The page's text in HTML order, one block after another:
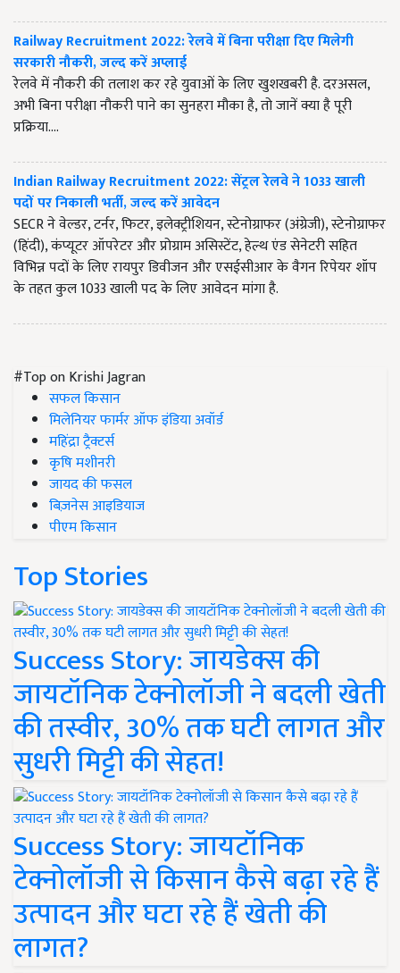
Railway Recruitment 2022: रेलवे में बिना परीक्षा दिए मिलेगी
सरकारी नौकरी, जल्द करें अप्लाई
रेलवे में नौकरी की तलाश कर रहे युवाओं के लिए खुशखबरी है. दरअसल,
अभी बिना परीक्षा नौकरी पाने का सुनहरा मौका है, तो जानें क्या है पूरी
प्रक्रिया....
Indian Railway Recruitment 2022: सेंट्रल रेलवे ने 1033 खाली
पदों पर निकाली भर्ती, जल्द करें आवेदन
SECR ने वेल्डर, टर्नर, फिटर, इलेक्ट्रीशियन, स्टेनोग्राफर (अंग्रेजी), स्टेनोग्राफर
(हिंदी), कंप्यूटर ऑपरेटर और प्रोग्राम असिस्टेंट, हेल्थ एंड सेनेटरी सहित
विभिन्न पदों के लिए रायपुर डिवीजन और एसईसीआर के वैगन रिपेयर शॉप
के तहत कुल 1033 खाली पद के लिए आवेदन मांगा है.
#Top on Krishi Jagran
सफल किसान
मिलेनियर फार्मर ऑफ इंडिया अवॉर्ड
महिंद्रा ट्रैक्टर्स
कृषि मशीनरी
जायद की फसल
बिज़नेस आइडियाज
पीएम किसान
Top Stories
Success Story: जायडेक्स की
जायटॉनिक टेक्नोलॉजी ने बदली खेती
की तस्वीर, 30% तक घटी लागत और
सुधरी मिट्टी की सेहत!
Success Story: जायटॉनिक
टेक्नोलॉजी से किसान कैसे बढ़ा रहे हैं
उत्पादन और घटा रहे हैं खेती की
लागत?